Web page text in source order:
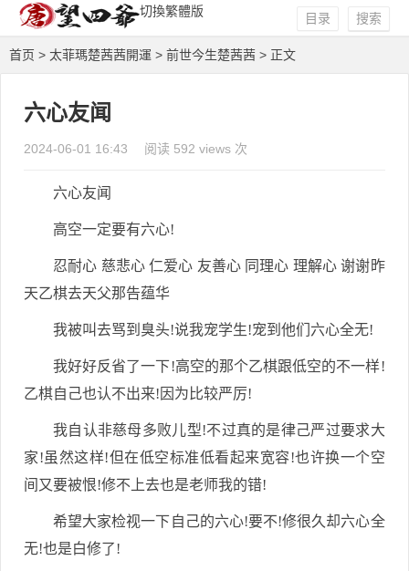
切換繁體版 搜索
目录
首页 > 太菲瑪楚茜茜開運 > 前世今生楚茜茜 > 正文
六心友闻
2024-06-01 16:43 阅读 592 views 次
六心友闻
高空一定要有六心!
忍耐心 慈悲心 仁爱心 友善心 同理心 理解心 谢谢昨
天乙棋去天父那告蕴华
我被叫去骂到臭头!说我宠学生!宠到他们六心全无!
我好好反省了一下!高空的那个乙棋跟低空的不一样!
乙棋自己也认不出来!因为比较严厉!
我自认非慈母多败儿型!不过真的是律己严过要求大
家!虽然这样!但在低空标准低看起来宽容!也许换一个空
间又要被恨!修不上去也是老师我的错!
希望大家检视一下自己的六心!要不!修很久却六心全
无!也是白修了!